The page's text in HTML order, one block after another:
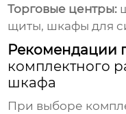
Торговые центры:
щиты, шкафы для
Рекомендации
комплектного
шкафа
При выборе